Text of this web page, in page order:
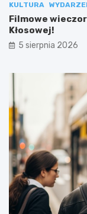
KULTURA
Filmowe
Kłosowej!
5 sierpnia 2026